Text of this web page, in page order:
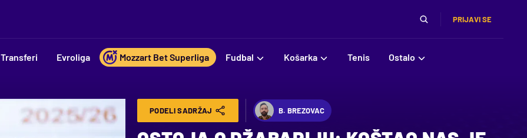
PRIJAVI SE
Transferi Evroliga Mozzart Bet Superliga Fudbal Košarka Tenis Ostalo
PODELI SADRŽAJ B. BREZOVAC